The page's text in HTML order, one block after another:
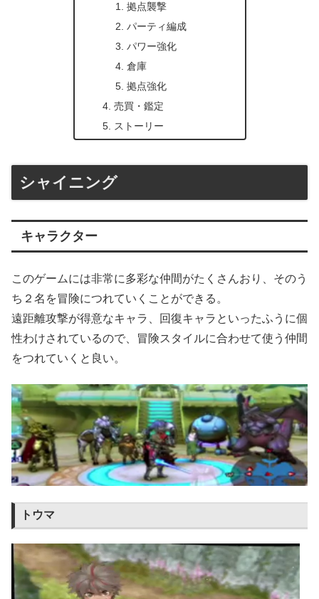
拠点襲撃
パーティ編成
パワー強化
倉庫
拠点強化
売買・鑑定
ストーリー
シャイニング
キャラクター
このゲームには非常に多彩な仲間がたくさんおり、そのう
ち２名を冒険につれていくことができる。
遠距離攻撃が得意なキャラ、回復キャラといったふうに個
性わけされているので、冒険スタイルに合わせて使う仲間
をつれていくと良い。
トウマ